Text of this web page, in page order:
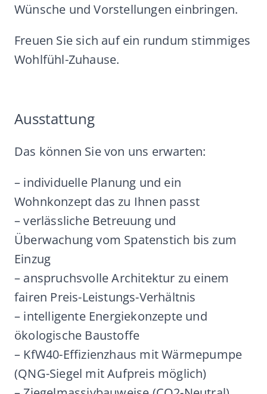
Wünsche und Vorstellungen einbringen.
Freuen Sie sich auf ein rundum stimmiges
Wohlfühl-Zuhause.
Ausstattung
Das können Sie von uns erwarten:
– individuelle Planung und ein
Wohnkonzept das zu Ihnen passt
– verlässliche Betreuung und
Überwachung vom Spatenstich bis zum
Einzug
– anspruchsvolle Architektur zu einem
fairen Preis-Leistungs-Verhältnis
– intelligente Energiekonzepte und
ökologische Baustoffe
– KfW40-Effizienzhaus mit Wärmepumpe
(QNG-Siegel mit Aufpreis möglich)